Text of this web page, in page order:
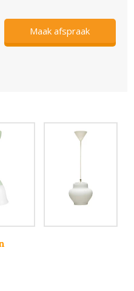
Maak afspraak